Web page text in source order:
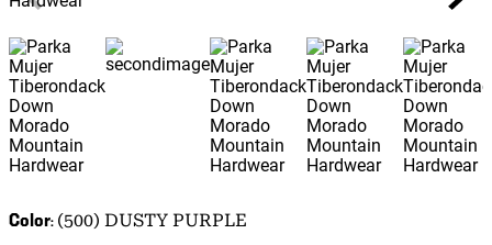
Color (500) DUSTY PURPLE